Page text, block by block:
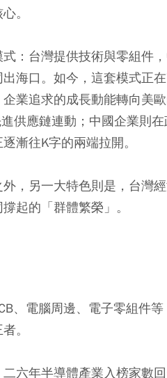
。
：台灣提供技術與零組件
海口。如今，這套模式正
追求的成長動能轉向美歐
供應鏈連動；中國企業則
漸往K字的兩端拉開。
，另一大特色則是，台灣
起的「群體繁榮」。
、電腦周邊、電子零組件
。
六年半導體產業入榜家數